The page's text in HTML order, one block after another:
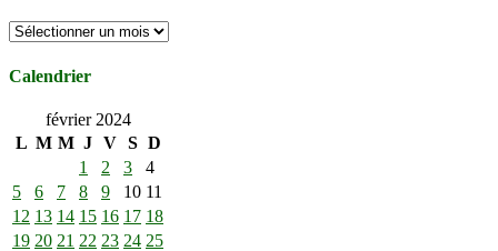
Archives
Calendrier
février 2024
L M M J V S D
1
2 3
4
5
6 7 8 9 10 11
12 13 14 15 16 17 18
19 20 21 22 23 24 25